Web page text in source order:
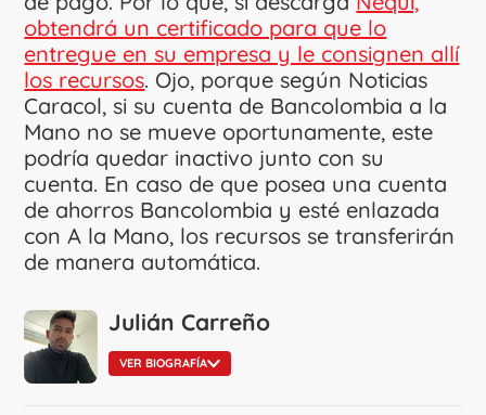
obtendrá un certificado para que lo
entregue en su empresa y le consignen allí
los recursos. Ojo, porque según Noticias
Caracol, si su cuenta de Bancolombia a la
Mano no se mueve oportunamente, este
podría quedar inactivo junto con su
cuenta. En caso de que posea una cuenta
de ahorros Bancolombia y esté enlazada
con A la Mano, los recursos se transferirán
de manera automática.
Julián Carreño
VER BIOGRAFÍA